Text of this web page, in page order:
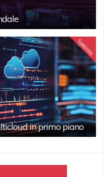
Speciale
in primo piano